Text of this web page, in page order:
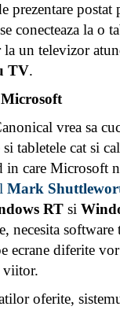
prezentare postat
conecteaza la o
la un televizor
TV.
vrea sa
tabletele cat si
in care Microsoft
Mark
RT si
necesita
ecrane diferite
viitor.
oferite,